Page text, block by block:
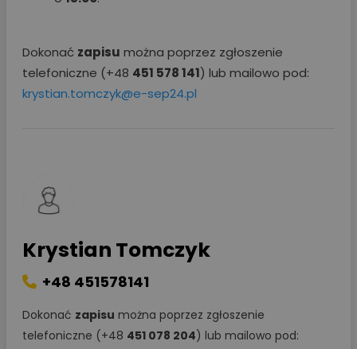
Dokonać zapisu można poprzez zgłoszenie
telefoniczne (+48 451 578 141) lub mailowo pod:
krystian.tomczyk@e-sep24.pl
Krystian Tomczyk
+48 451578141
Dokonać zapisu można poprzez zgłoszenie
telefoniczne (+48 451 078 204) lub mailowo pod: